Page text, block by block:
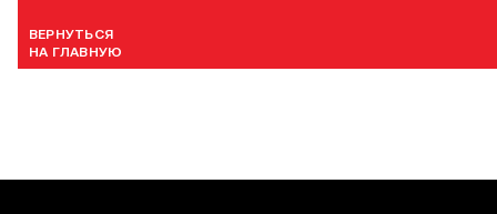
ВЕРНУТЬСЯ
НА ГЛАВНУЮ